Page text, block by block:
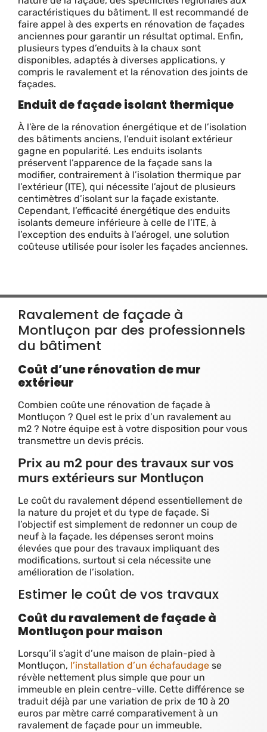
caractéristiques du bâtiment. Il est recommandé de
faire appel à des experts en rénovation de façades
anciennes pour garantir un résultat optimal. Enfin,
plusieurs types d’enduits à la chaux sont
disponibles, adaptés à diverses applications, y
compris le ravalement et la rénovation des joints de
façades.
Enduit de façade isolant thermique
À l’ère de la rénovation énergétique et de l’isolation
des bâtiments anciens, l’enduit isolant extérieur
gagne en popularité. Les enduits isolants
préservent l’apparence de la façade sans la
modifier, contrairement à l’isolation thermique par
l’extérieur (ITE), qui nécessite l’ajout de plusieurs
centimètres d’isolant sur la façade existante.
Cependant, l’efficacité énergétique des enduits
isolants demeure inférieure à celle de l’ITE, à
l’exception des enduits à l’aérogel, une solution
coûteuse utilisée pour isoler les façades anciennes.
Ravalement de façade à
Montluçon par des professionnels
du bâtiment
Coût d’une rénovation de mur
extérieur
Combien coûte une rénovation de façade à
Montluçon ? Quel est le prix d’un ravalement au
m2 ? Notre équipe est à votre disposition pour vous
transmettre un devis précis.
Prix au m2 pour des travaux sur vos
murs extérieurs sur Montluçon
Le coût du ravalement dépend essentiellement de
la nature du projet et du type de façade. Si
l’objectif est simplement de redonner un coup de
neuf à la façade, les dépenses seront moins
élevées que pour des travaux impliquant des
modifications, surtout si cela nécessite une
amélioration de l’isolation.
Estimer le coût de vos travaux
Coût du ravalement de façade à
Montluçon pour maison
Lorsqu’il s’agit d’une maison de plain-pied à
Montluçon, l’installation d’un échafaudage se
révèle nettement plus simple que pour un
immeuble en plein centre-ville. Cette différence se
traduit déjà par une variation de prix de 10 à 20
euros par mètre carré comparativement à un
ravalement de façade pour un immeuble.